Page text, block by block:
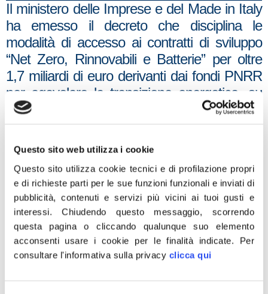
Questo sito web utilizza i cookie
Questo sito utilizza cookie tecnici e di profilazione propri
e di richieste parti per le sue funzioni funzionali e inviati di
pubblicità, contenuti e servizi più vicini ai tuoi gusti e
interessi.Chiudendo questo messaggio, scorrendo
questa pagina o cliccando qualunque suo elemento
acconsenti usare i cookie per le finalità indicate. Per
consultare l'informativa sulla privacy clicca qui
Il ministero delle Imprese e del Made in Italy
ha emesso il decreto che disciplina le
modalità di accesso ai contratti di sviluppo
“Net Zero, Rinnovabili e Batterie” per oltre
1,7 miliardi di euro derivanti dai fondi PNRR
per agevolare la transizione energetica, su
cui a marzo era arrivato il via libera
temporaneo di crisi e transizione per gli aiuti
di Stato. Di questi, almeno 308,6 mln € sono
destinati a programmi di sviluppo
concernenti le tecnologie fotovoltaiche ed
eoliche, e non meno di 205,1 mln € a quelli
riguardanti le batterie.
“Con questa straordinaria misura